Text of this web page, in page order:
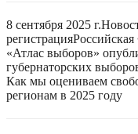
8 сентября 2025 г.
регистрация
«Атлас выборов»
губернаторских
Как мы оцениваем
регионам в 2025 году